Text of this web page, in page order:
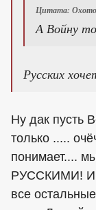
Цитата:
А Войну
Русских
Ну дак пусть
только .....
понимает....
РУССКИМИ! И
все